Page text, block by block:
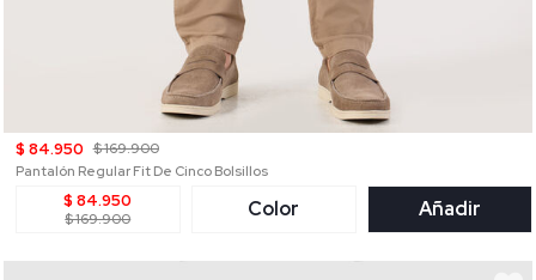
$ 84.950 $ 169.900
Pantalón Regular Fit De Cinco Bolsillos
$ 84.950
$ 169.900 Color Añadir